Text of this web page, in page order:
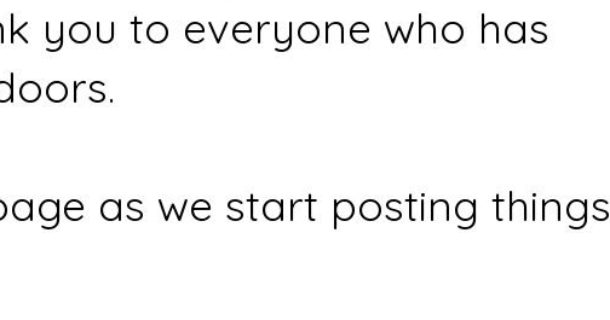
you to everyone who has
as we start posting things